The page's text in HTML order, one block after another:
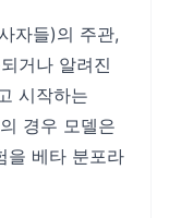
자들)의 주관,
거나 알려진
시작하는
경우 모델은
을 베타 분포라